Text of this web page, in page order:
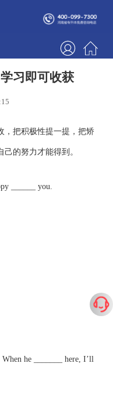
习即可收获
把积极性提一提，把矫
的努力才能得到。
______ you.
he _______ here, I’ll